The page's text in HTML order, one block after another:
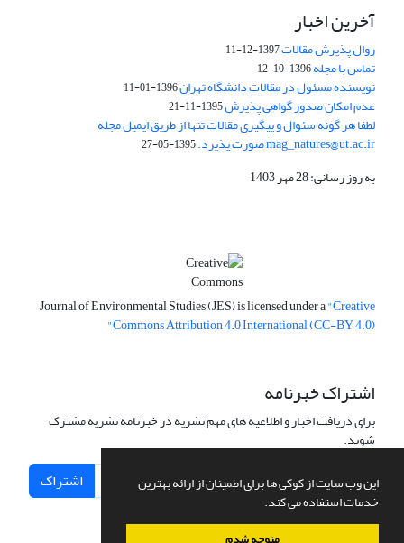
این وب سایت از کوکی ها برای اطمینان از ارائه بهترین
خدمات استفاده می کند.
آخرین اخبار
روال پذیرش مقالات1397-12-11
تماس با مجله1396-10-12
نویسنده مسئول در مقالات دانشگاه تهران1396-01-11
عدم امکان صدور گواهی پذیرش1395-11-21
لطفا هر گونه سئوال و پیگیری مقالات تنها از طریق ایمیل مجله
mag_natures@ut.ac.ir صورت پذیرد. 1395-05-27
به روز رسانی: 28 مهر 1403
Journal of Environmental Studies (JES) is licensed under a"Creative
Commons Attribution 4.0 International (CC-BY 4.0)"
اشتراک خبرنامه
برای دریافت اخبار و اطلاعیه های مهم نشریه در خبرنامه نشریه مشترک
شوید.
اشتراک